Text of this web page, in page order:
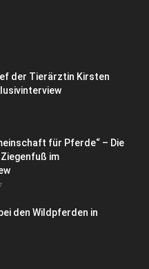
der Tierärztin Kirsten
für Pferde“ – Die
im
den Wildpferden in